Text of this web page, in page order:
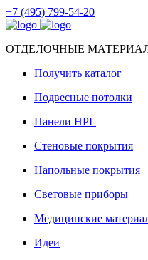
+7 (495) 799-54-20
ОТДЕЛОЧНЫЕ
Получить каталог
Подвесные потолки
Панели HPL
Стеновые покрытия
Напольные покрытия
Световые приборы
Медицинские
Идеи